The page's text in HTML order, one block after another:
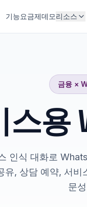
기능요금제데모리소스
금융×
스용
인식 대화로
유, 상담 예약, 서
문